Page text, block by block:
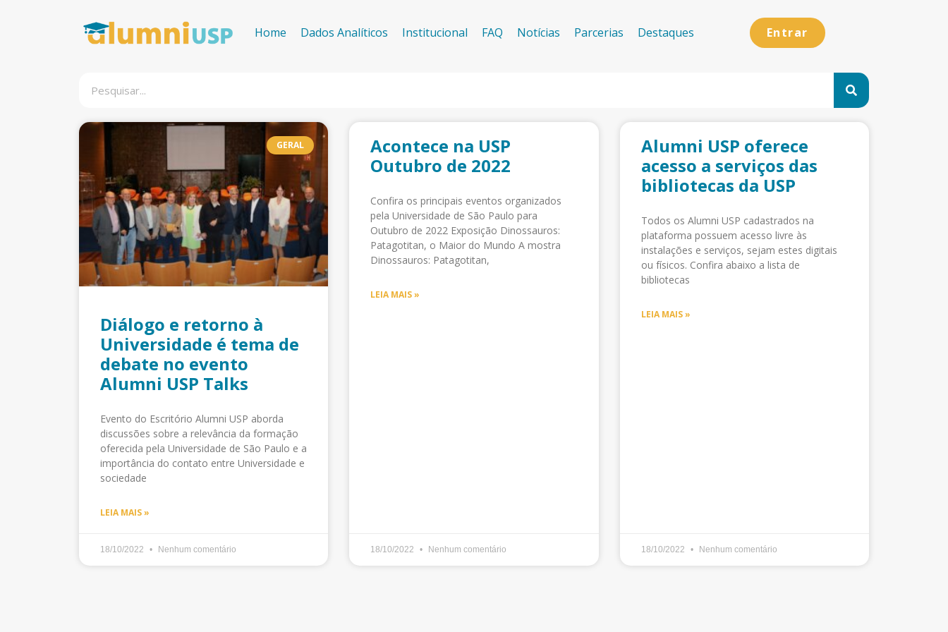
Home Dados Analíticos Institucional FAQ Notícias Parcerias Destaques Entrar
GERAL
Diálogo e retorno à
Universidade é tema de
debate no evento
Alumni USP Talks
Evento do Escritório Alumni USP aborda
discussões sobre a relevância da formação
oferecida pela Universidade de São Paulo e a
importância do contato entre Universidade e
sociedade
LEIA MAIS »
18/10/2022 Nenhum comentário
Acontece na USP
Outubro de 2022
Confira os principais eventos organizados
pela Universidade de São Paulo para
Outubro de 2022 Exposição Dinossauros:
Patagotitan, o Maior do Mundo A mostra
Dinossauros: Patagotitan,
LEIA MAIS »
18/10/2022 Nenhum comentário
Alumni USP oferece
acesso a serviços das
bibliotecas da USP
Todos os Alumni USP cadastrados na
plataforma possuem acesso livre às
instalações e serviços, sejam estes digitais
ou físicos. Confira abaixo a lista de
bibliotecas
LEIA MAIS »
18/10/2022 Nenhum comentário